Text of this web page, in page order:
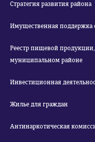
Стратегия развития района
Имущественная поддержка
Реестр пищевой
муниципальном районе
Инвестиционная
Жилье для граждан
Антинаркотическая